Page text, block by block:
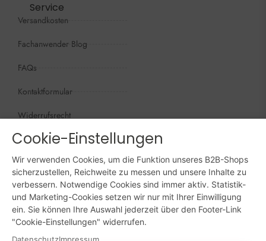
Service
Versandkosten
Fachanwender Blog
FAQs
Kontaktformular
Widerrufsrecht
Öffnungszeiten
Wir sind persönlich, für Sie da:
Mo - Do: 09:00 - 16:00 Uhr
Fr: 09:00 - 15:00 Uhr
Sa + So: geschlossen
Cookie-Einstellungen
Wir verwenden Cookies, um die Funktion unseres B2B-Shops
sicherzustellen, Reichweite zu messen und unsere Inhalte zu
verbessern. Notwendige Cookies sind immer aktiv. Statistik-
und Marketing-Cookies setzen wir nur mit Ihrer Einwilligung
ein. Sie können Ihre Auswahl jederzeit über den Footer-Link
"Cookie-Einstellungen" widerrufen.